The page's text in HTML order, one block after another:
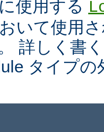
使用する
いて使用
詳しく書
タイプの